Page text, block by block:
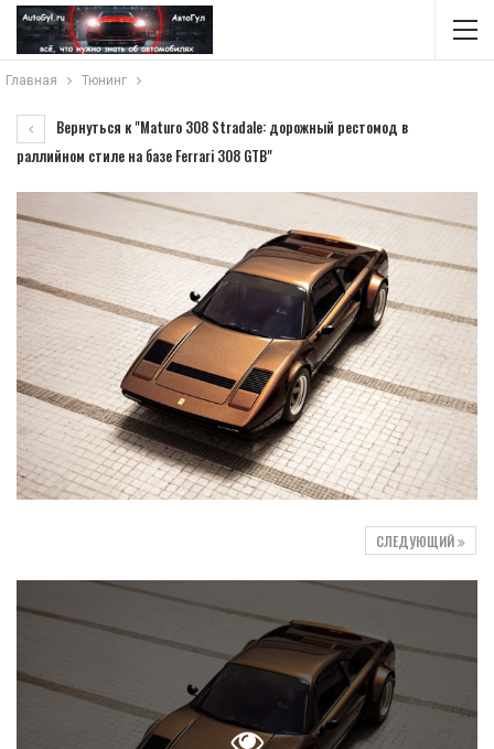
Главная Тюнинг
Вернуться к "Maturo 308 Stradale: дорожный рестомод в
раллийном стиле на базе Ferrari 308 GTB"
СЛЕДУЮЩИЙ